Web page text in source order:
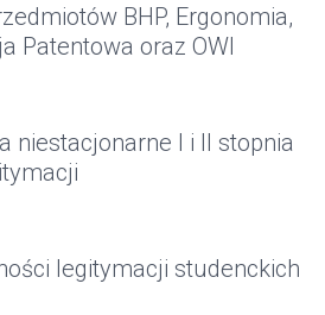
BHP, Ergonomia,
Patentowa oraz OWI
niestacjonarne I i II stopnia
legitymacji studenckich